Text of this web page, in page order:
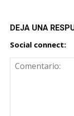
DEJA UNA
Social connect: